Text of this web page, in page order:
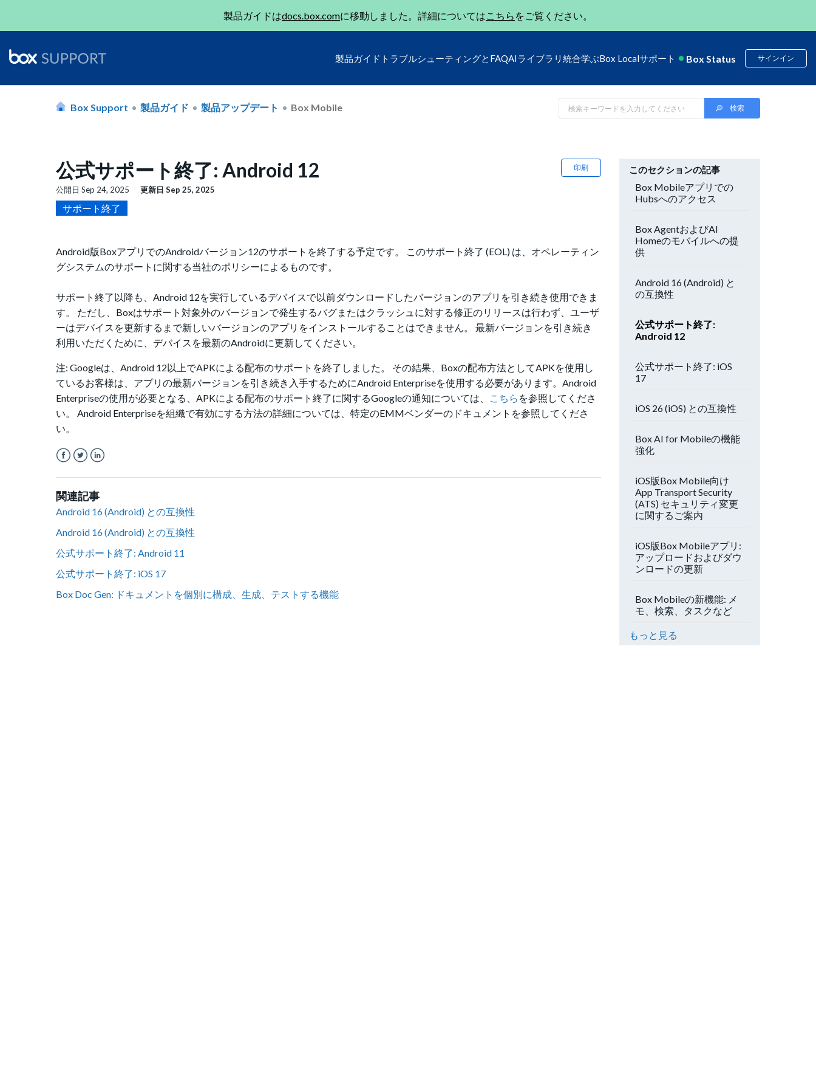
製品ガイドはdocs.box.comに移動しました。詳細についてはこちら をご覧ください。
製品ガイド トラブルシューティングとFAQAIライブラリ 統合学ぶBox Localサポート Box Status サインイン
Box Support 製品ガイド 製品アップデート Box Mobile
印刷
公式サポート終了: Android 12
公開日 Sep 24, 2025 更新日 Sep 25, 2025
サポート終了
Android版BoxアプリでのAndroidバージョン12のサポートを終了する予定です。 このサポート終了 (EOL) は、オペレーティン
グシステムのサポートに関する当社のポリシーによるものです。
サポート終了以降も、Android 12を実行しているデバイスで以前ダウンロードしたバージョンのアプリを引き続き使用できま
す。 ただし、Boxはサポート対象外のバージョンで発生するバグまたはクラッシュに対する修正のリリースは行わず、ユーザ
ーはデバイスを更新するまで新しいバージョンのアプリをインストールすることはできません。 最新バージョンを引き続き
利用いただくために、デバイスを最新のAndroidに更新してください。
注: Googleは、Android 12以上でAPKによる配布のサポートを終了しました。 その結果、Boxの配布方法としてAPKを使用し
ているお客様は、アプリの最新バージョンを引き続き入手するためにAndroid Enterpriseを使用する必要があります。Android
Enterpriseの使用が必要となる、APKによる配布のサポート終了に関するGoogleの通知については、
こちら を参照してくださ
い。 Android Enterpriseを組織で有効にする方法の詳細については、特定のEMMベンダーのドキュメントを参照してくださ
い。
関連記事
Android 16 (Android) との互換性
Android 16 (Android) との互換性
公式サポート終了: Android 11
公式サポート終了: iOS 17
Box Doc Gen: ドキュメントを個別に構成、生成、テストする機能
このセクションの記事
Box Mobileアプリでの
Hubsへのアクセス
Box AgentおよびAI
Homeのモバイルへの提
供
Android 16 (Android) と
の互換性
公式サポート終了:
Android 12
公式サポート終了: iOS
17
iOS 26 (iOS) との互換性
Box AI for Mobileの機能
強化
iOS版Box Mobile向け
App Transport Security
(ATS) セキュリティ変更
に関するご案内
iOS版Box Mobileアプリ:
アップロードおよびダウ
ンロードの更新
Box Mobileの新機能: メ
モ、検索、タスクなど
もっと見る